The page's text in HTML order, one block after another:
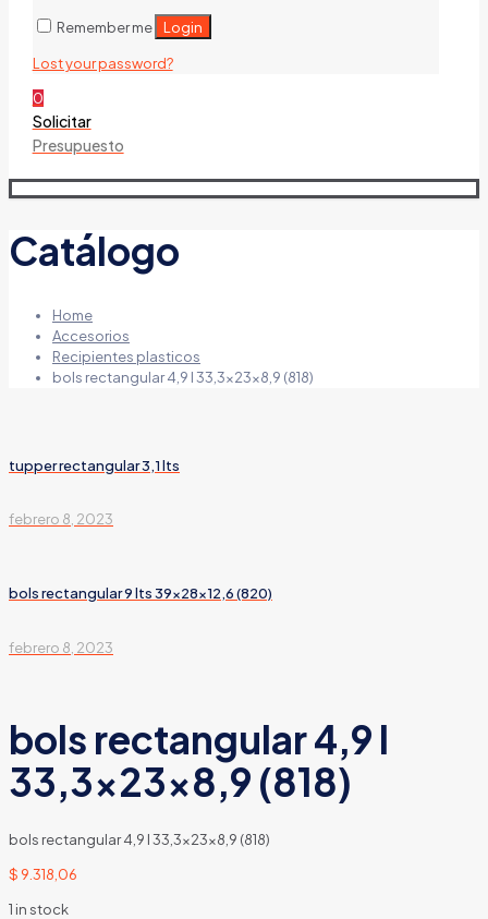
Remember me Login
Lost your password?
0
Solicitar
Presupuesto
Catálogo
Home
Accesorios
Recipientes plasticos
bols rectangular 4,9 l 33,3x23x8,9 (818)
tupper rectangular 3,1 lts
febrero 8, 2023
bols rectangular 9 lts 39x28x12,6 (820)
febrero 8, 2023
bols rectangular 4,9 l
33,3x23x8,9 (818)
bols rectangular 4,9 l 33,3x23x8,9 (818)
$ 9.318,06
1 in stock